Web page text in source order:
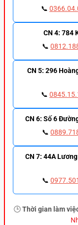
📞
CN 4: 784
📞
CN 5: 296
📞
CN 6: Số 6
📞
CN 7: 44A
📞
🕒Thời gian làm